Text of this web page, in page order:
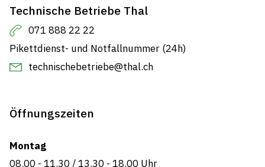
Technische Betriebe Thal
071 888 22 22
Pikettdienst- und Notfallnummer (24h)
technischebetriebe@thal.ch
Öffnungszeiten
Montag
08.00 - 11.30/13.30 - 18.00 Uhr